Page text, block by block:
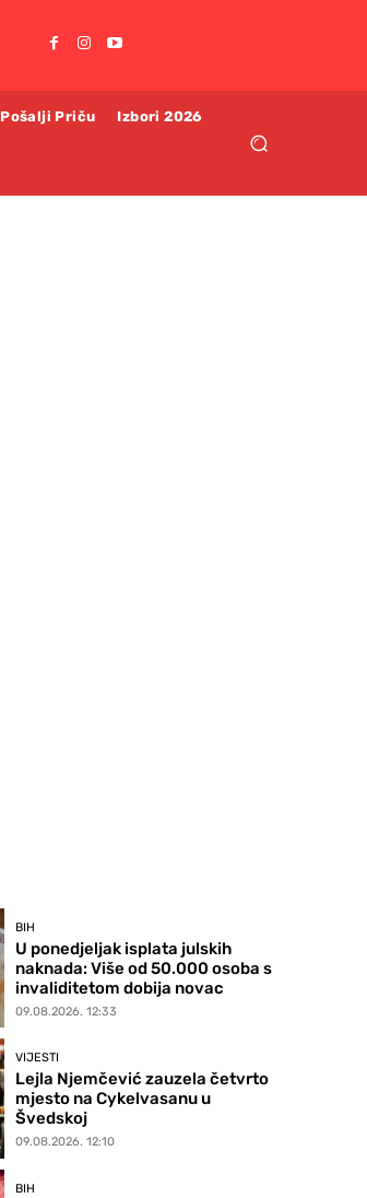
Pošalji Priču Izbori 2026
BIH
U ponedjeljak isplata julskih
naknada: Više od 50.000 osoba s
invaliditetom dobija novac
09.08.2026. 12:33
VIJESTI
Lejla Njemčević zauzela četvrto
mjesto na Cykelvasanu u
Švedskoj
09.08.2026. 12:10
BIH